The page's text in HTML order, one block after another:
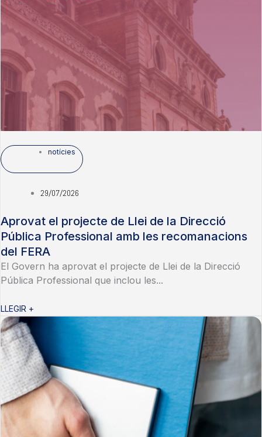
notícies
29/07/2026
Aprovat el projecte de Llei de la Direcció
Pública Professional amb les recomanacions
del FERA
El Govern ha aprovat el projecte de Llei de la Direcció
Pública Professional que inclou les...
LLEGIR +